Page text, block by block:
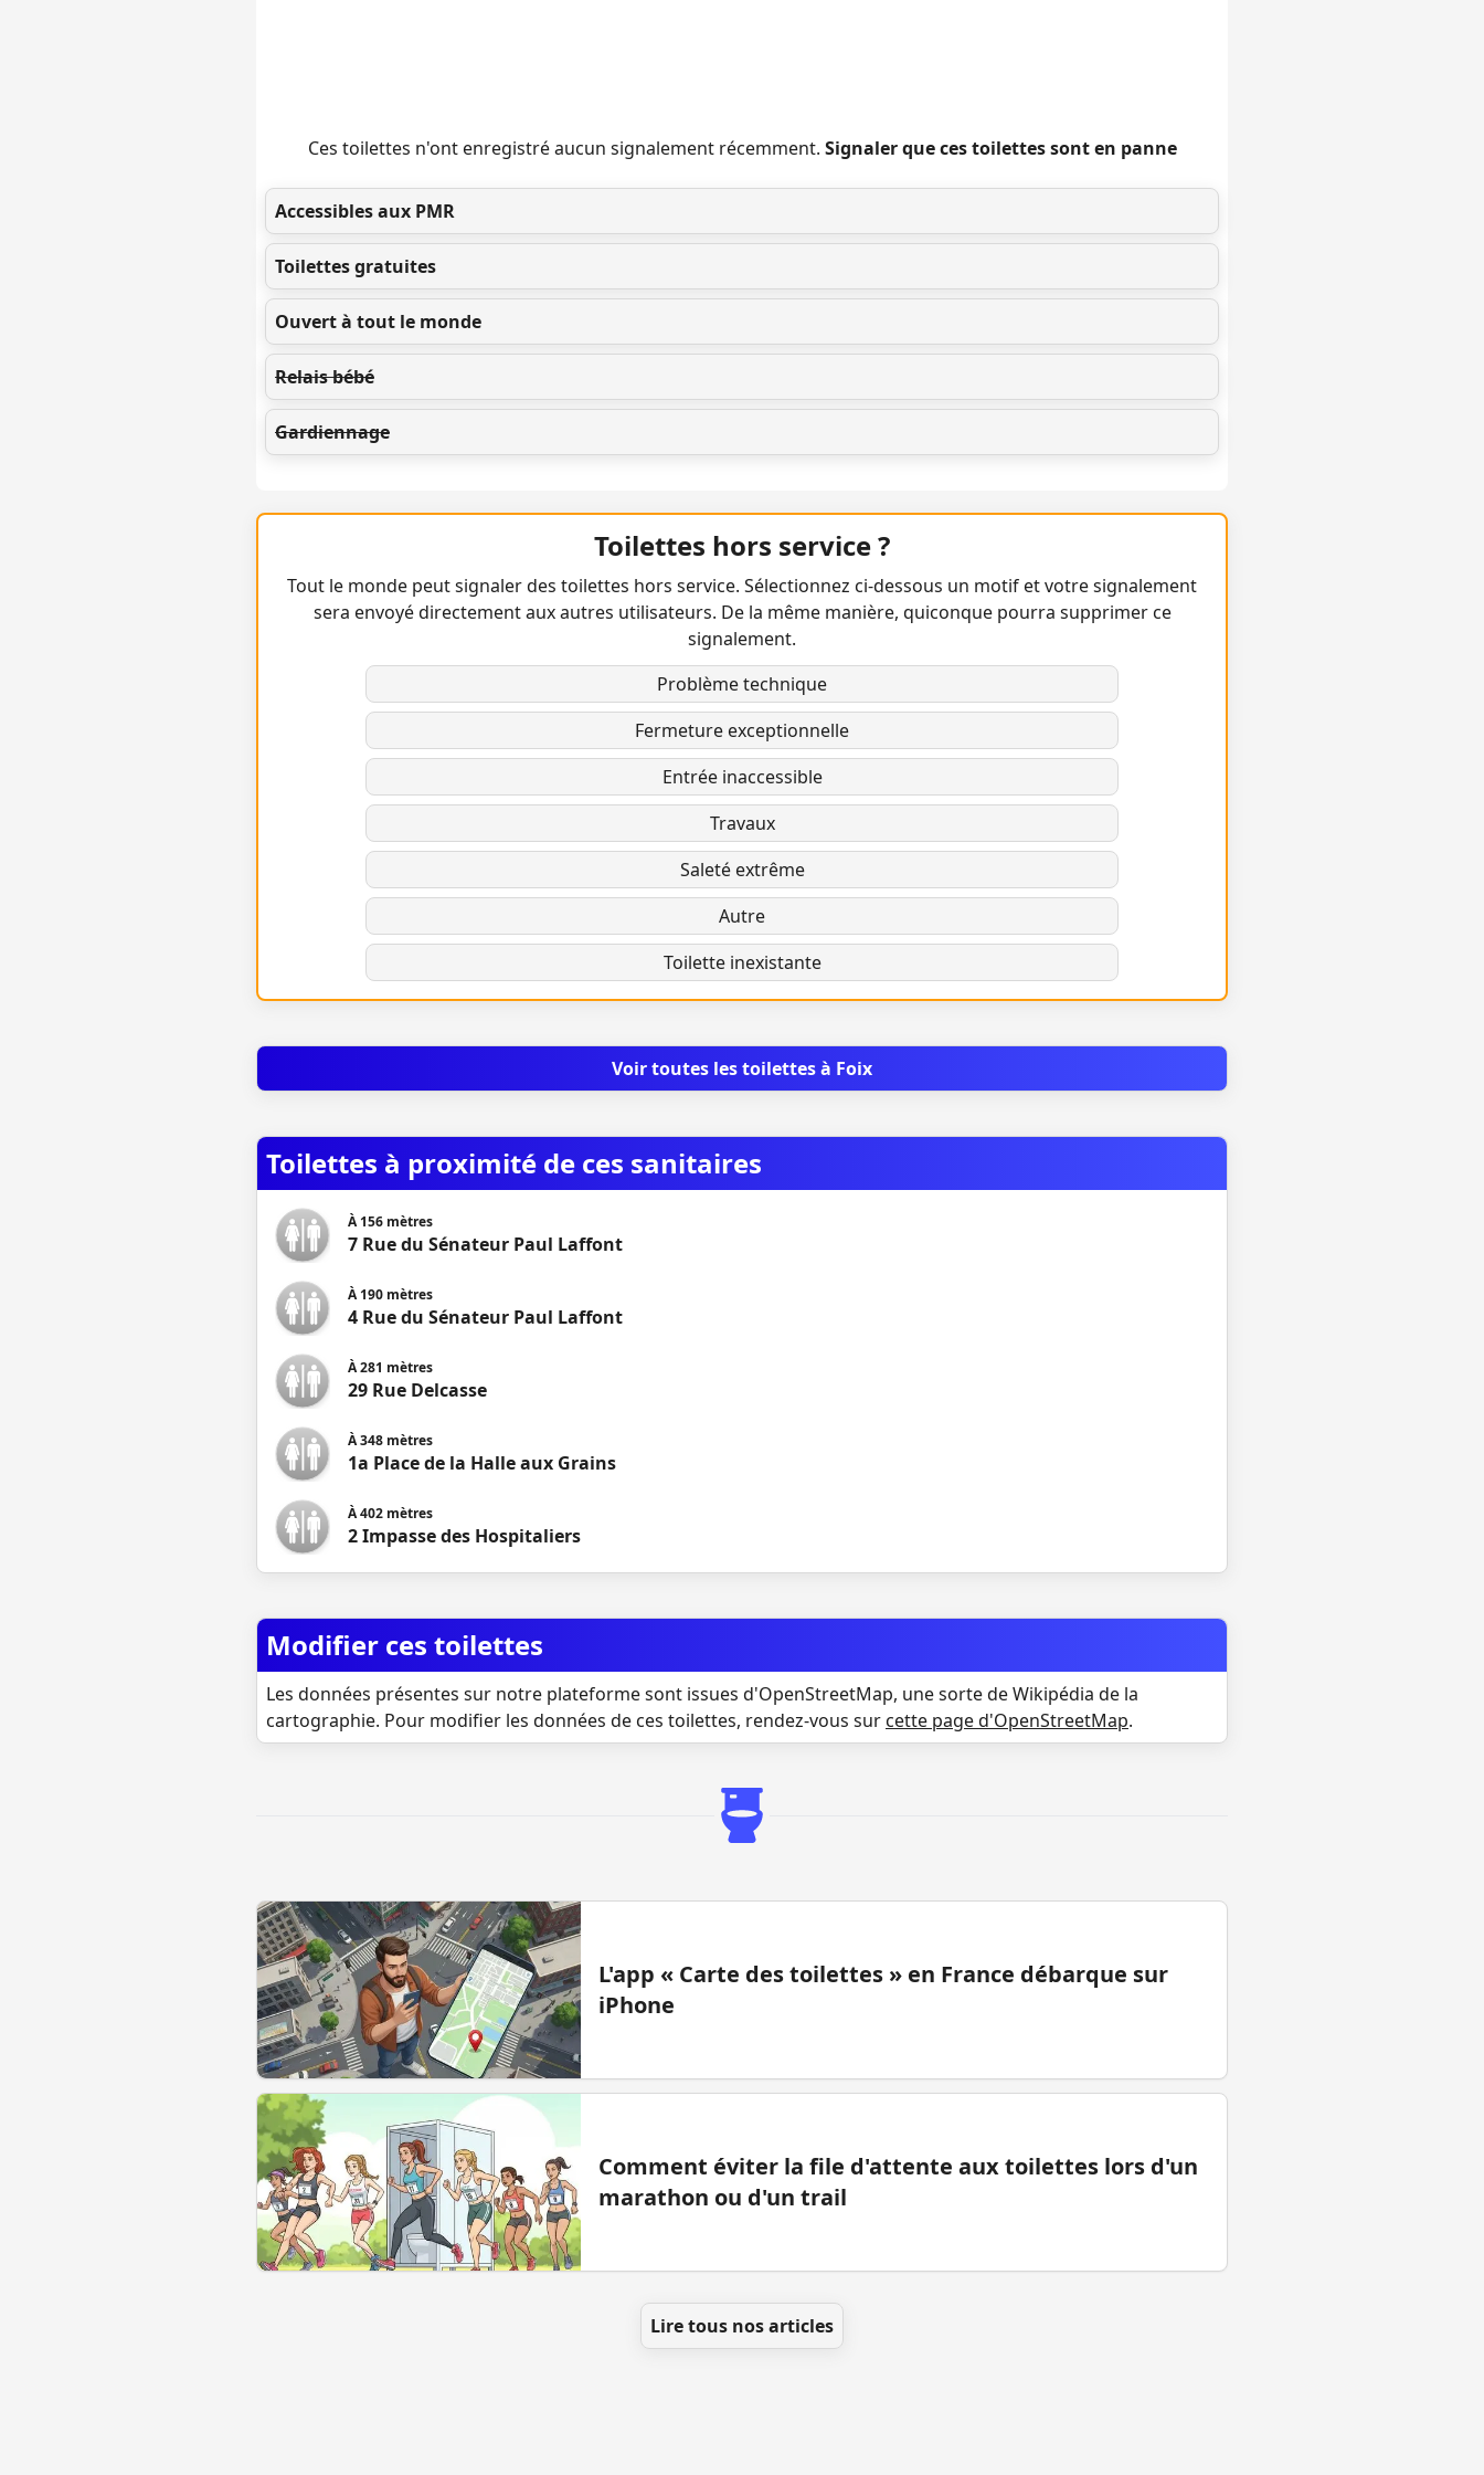
Ces toilettes n'ont enregistré aucun signalement récemment. Signaler que ces toilettes sont en panne
Accessibles aux PMR
Toilettes gratuites
Ouvert à tout le monde
Relais bébé
Gardiennage
Toilettes hors service ?
Tout le monde peut signaler des toilettes hors service. Sélectionnez ci-dessous un motif et votre signalement
sera envoyé directement aux autres utilisateurs. De la même manière, quiconque pourra supprimer ce
signalement.
Problème technique
Fermeture exceptionnelle
Entrée inaccessible
Travaux
Saleté extrême
Autre
Toilette inexistante
Voir toutes les toilettes à Foix
Toilettes à proximité de ces sanitaires
À156 mètres
7 Rue du Sénateur Paul Laffont
À190 mètres
4 Rue du Sénateur Paul Laffont
À281 mètres
29 Rue Delcasse
À348 mètres
1a Place de la Halle aux Grains
À402 mètres
2 Impasse des Hospitaliers
Modifier ces toilettes
Les données présentes sur notre plateforme sont issues d'OpenStreetMap, une sorte de Wikipédia de la
cartographie. Pour modifier les données de ces toilettes, rendez-vous sur cette page d'OpenStreetMap.
L'app « Carte des toilettes » en France débarque sur
iPhone
Comment éviter la file d'attente aux toilettes lors d'un
marathon ou d'un trail
Lire tous nos articles